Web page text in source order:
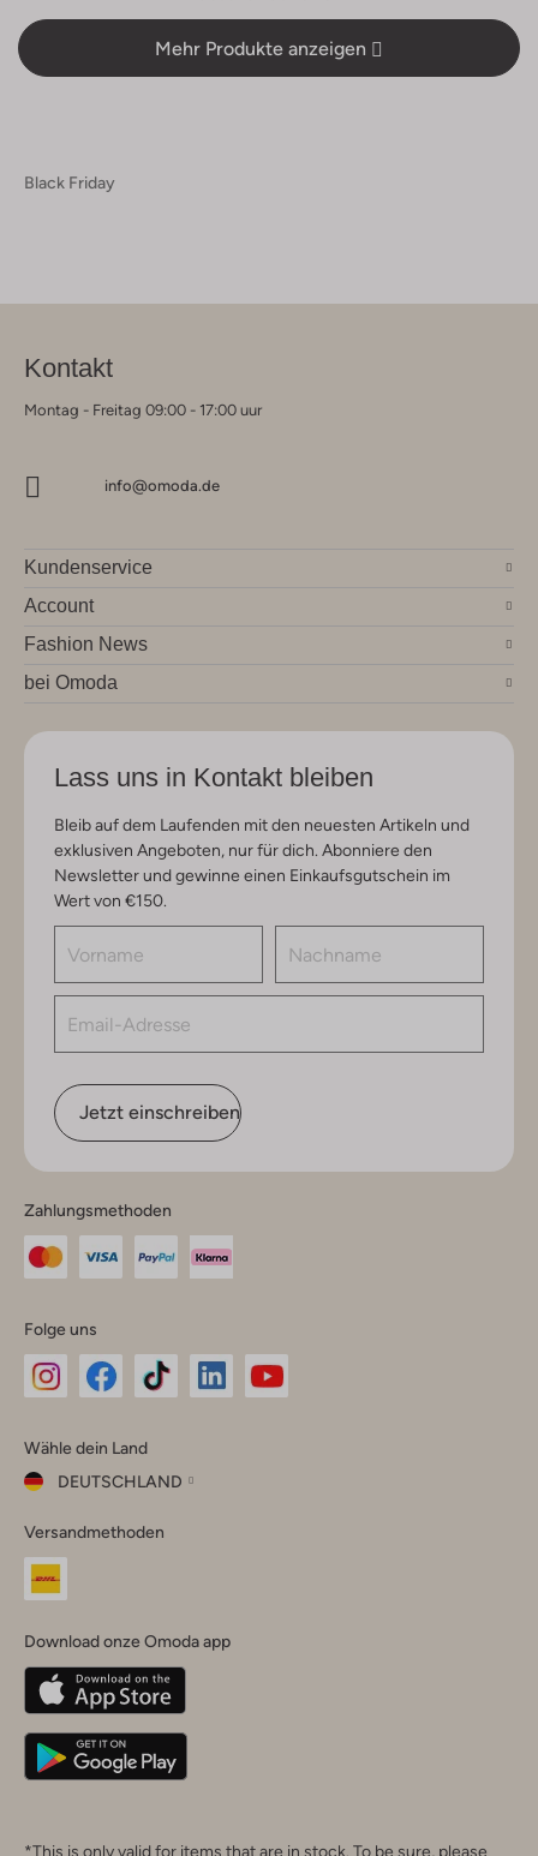
Mehr Produkte anzeigen
Black Friday
Kontakt
Montag - Freitag 09:00 - 17:00 uur
info@omoda.de
Kundenservice
Account
Fashion News
bei Omoda
Lass uns in Kontakt bleiben
Bleib auf dem Laufenden mit den neuesten Artikeln und
exklusiven Angeboten, nur für dich. Abonniere den
Newsletter und gewinne einen Einkaufsgutschein im
Wert von €150.
Jetzt einschreiben
Zahlungsmethoden
Folge uns
Instagram
Facebook
TikTok
Wähle dein Land
DEUTSCHLAND
dein
Land
Belgique(Français)
Deutschland
Versandmethoden
Download onze Omoda app
*This is only valid for items that are in stock. To be sure, please